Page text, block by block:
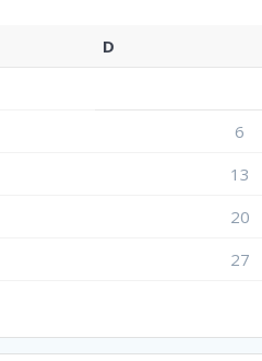
D
6
13
20
27